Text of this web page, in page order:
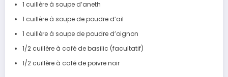
1 cuillère à soupe d’aneth
1 cuillère à soupe de poudre d’ail
1 cuillère à soupe de poudre d’oignon
1/2 cuillère à caféde basilic (facultatif)
1/2 cuillère à café de poivre noir